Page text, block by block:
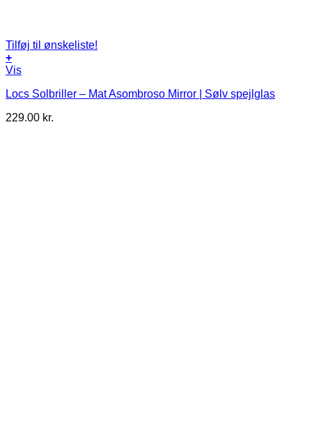
Tilføj til ønskeliste!
+
Vis
Locs Solbriller – Mat Asombroso Mirror | Sølv spejlglas
229.00 kr.